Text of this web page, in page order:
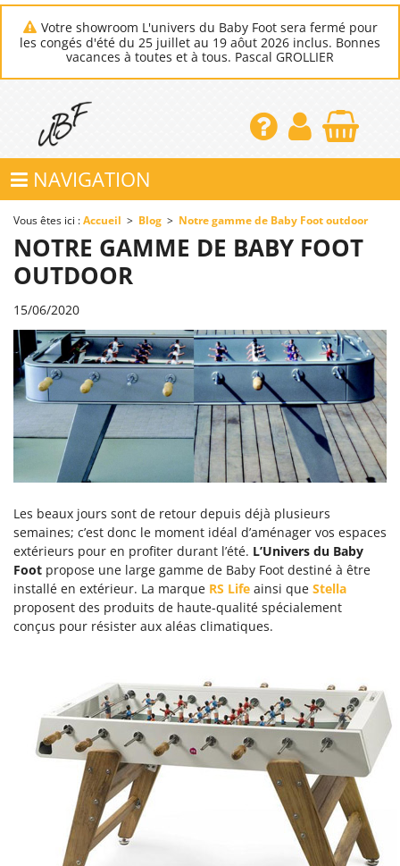
Votre showroom L'univers du Baby Foot sera fermé pour
les congés d'été du 25 juillet au 19 aôut 2026 inclus. Bonnes
vacances à toutes et à tous. Pascal GROLLIER
NAVIGATION
Vous êtes ici :Accueil > Blog > Notre gamme de Baby Foot outdoor
NOTRE GAMME DE BABY FOOT
OUTDOOR
15/06/2020
Les beaux jours sont de retour depuis déjà plusieurs
semaines; c’est donc le moment idéal d’aménager vos espaces
extérieurs pour en profiter durant l’été. L’Univers du Baby
Foot propose une large gamme de Baby Foot destiné à être
installé en extérieur. La marque RS Life ainsi que Stella
proposent des produits de haute-qualité spécialement
conçus pour résister aux aléas climatiques.